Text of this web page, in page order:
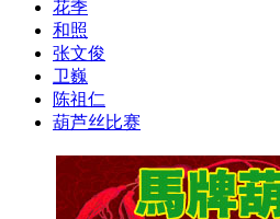
花季
和照
张文俊
卫巍
陈祖仁
葫芦丝比赛